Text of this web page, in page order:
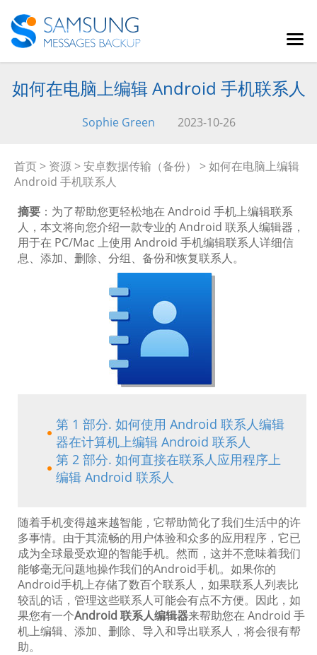
如何在电脑上编辑 Android 手机联系人
Sophie Green 2023-10-26
首页 > 资源 >安卓数据传输（备份）
> 如何在电脑上编辑
Android 手机联系人
摘要 ：为了帮助您更轻松地在 Android 手机上编辑联系
人，本文将向您介绍一款专业的 Android 联系人编辑器，
用于在 PC/Mac 上使用 Android 手机编辑联系人详细信
息、添加、删除、分组、备份和恢复联系人。
第 1 部分. 如何使用 Android 联系人编辑
器在计算机上编辑 Android 联系人
第 2 部分. 如何直接在联系人应用程序上
编辑 Android 联系人
随着手机变得越来越智能，它帮助简化了我们生活中的许
多事情。由于其流畅的用户体验和众多的应用程序，它已
成为全球最受欢迎的智能手机。然而，这并不意味着我们
能够毫无问题地操作我们的Android手机。如果你的
Android手机上存储了数百个联系人，如果联系人列表比
较乱的话，管理这些联系人可能会有点不方便。因此，如
果您有一个Android 联系人编辑器来帮助您在 Android 手
机上编辑、添加、删除、导入和导出联系人，将会很有帮
助。